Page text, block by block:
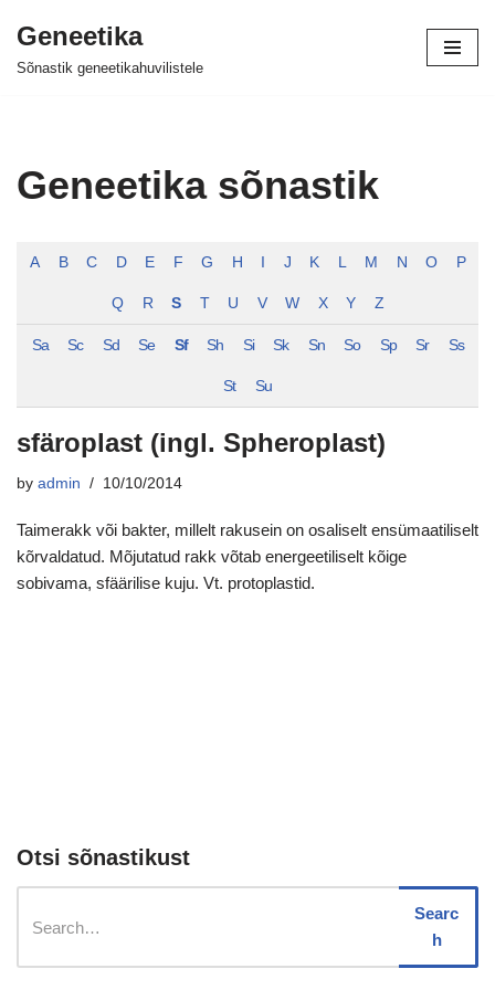
Skip
Geneetika
Sõnastik geneetikahuvilistele
Geneetika sõnastik
A B C D E F G H J K L M N O P
Q R S T U V W X Y Z
Sa Sc Sd Se Sf Sh Si Sk Sn So Sp Sr Ss
St Su
sfäroplast (ingl. Spheroplast)
by admin 10/10/2014
Taimerakk või bakter, millelt rakusein on osaliselt ensümaatiliselt
kõrvaldatud. Mõjutatud rakk võtab energeetiliselt kõige
sobivama, sfäärilise kuju. Vt. protoplastid.
Otsi sõnastikust
Searc
h